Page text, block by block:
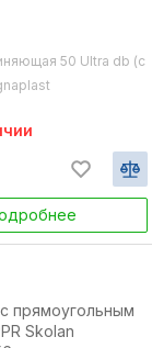
50 Ultra db (с